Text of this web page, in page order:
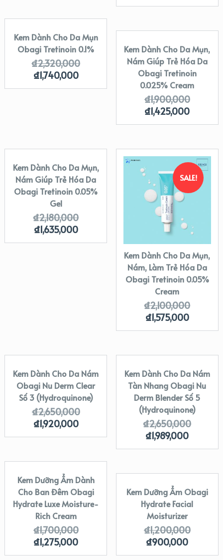
SALE!
Kem Dành Cho Da Mụn
Obagi Tretinoin 0.1%
₫2,320,000
₫1,740,000
SALE!
Kem Dành Cho Da Mụn,
Nám Giúp Trẻ Hóa Da
Obagi Tretinoin
0.025% Cream
₫1,900,000
₫1,425,000
SALE!
Kem Dành Cho Da Mụn,
Nám Giúp Trẻ Hóa Da
Obagi Tretinoin 0.05%
Gel
₫2,180,000
₫1,635,000
SALE!
Kem Dành Cho Da Mụn,
Nám, Làm Trẻ Hóa Da
Obagi Tretinoin 0.05%
Cream
₫2,100,000
₫1,575,000
SALE!
Kem Dành Cho Da Nám
Obagi Nu Derm Clear
Số 3 (Hydroquinone)
₫2,650,000
₫1,920,000
SALE!
Kem Dành Cho Da Nám
Tàn Nhang Obagi Nu
Derm Blender Số 5
(Hydroquinone)
₫2,650,000
₫1,989,000
SALE!
Kem Dưỡng Ẩm Dành
Cho Ban Đêm Obagi
Hydrate Luxe Moisture-
Rich Cream
₫1,700,000
₫1,275,000
SALE!
Kem Dưỡng Ẩm Obagi
Hydrate Facial
Moisturizer
₫1,200,000
₫900,000